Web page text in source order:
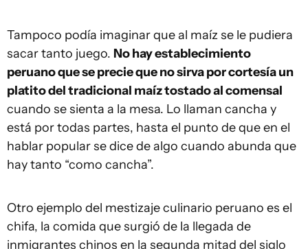
Tampoco podía imaginar que al maíz se le pudiera
sacar tanto juego. No hay establecimiento
peruano que se precie que no sirva por cortesía un
platito del tradicional maíz tostado al comensal
cuando se sienta a la mesa. Lo llaman cancha y
está por todas partes, hasta el punto de que en el
hablar popular se dice de algo cuando abunda que
hay tanto “como cancha”.
Otro ejemplo del mestizaje culinario peruano es el
chifa, la comida que surgió de la llegada de
inmigrantes chinos en la segunda mitad del siglo